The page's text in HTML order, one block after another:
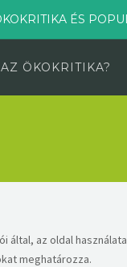
ÉS
ÖKOKRITIKA?
az oldal
meghatározza.